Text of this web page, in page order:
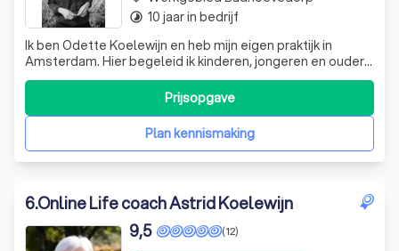
Ik ben Odette Koelewijn en heb mijn eigen praktijk in
Amsterdam. Hier begeleid ik kinderen, jongeren en ouders
door middel van EFT (Emotional Freedom Technique).
Gericht op persoonlijke ontwikkeling, traumaverwerking en
doorbreken van (oude) patronen. De EFT techniek is een
onwijs fijne combinatiePlan kennismaking
Prijsopgave
timelapse 10 jaar in bedrijf
6.Online Life coach Astrid Koelewijn
(12)
9,5